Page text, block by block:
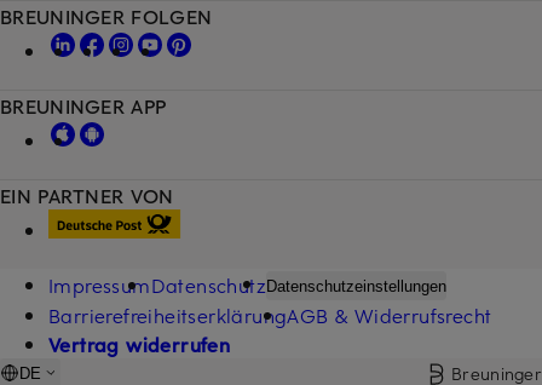
EIN PARTNER VON
BREUNINGER FOLGEN
BREUNINGER APP
ImpressumDatenschutzDatenschutzeinstellungen
BarrierefreiheitserklärungAGB & Widerrufsrecht
Vertrag widerrufen
DE Breuninger